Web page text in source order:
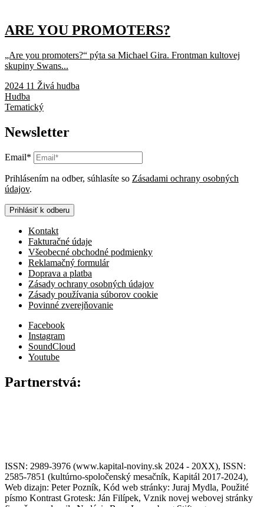
ARE YOU PROMOTERS?
„Are you promoters?“ pýta sa Michael Gira. Frontman kultovej
skupiny Swans...
2024 11 Živá hudba
Hudba
Tematický
Newsletter
Email*
Prihlásením na odber, súhlasíte so Zásadami ochrany osobných
údajov.
Prihlásiť k odberu
Kontakt
Fakturačné údaje
Všeobecné obchodné podmienky
Reklamačný formulár
Doprava a platba
Zásady ochrany osobných údajov
Zásady používania súborov cookie
Povinné zverejňovanie
Facebook
Instagram
SoundCloud
Youtube
Partnerstvá:
ISSN: 2989-3976 (www.kapital-noviny.sk 2024 - 20XX), ISSN:
2585-7851 (kultúrno-spoločenský mesačník, Kapitál 2017-2024),
Web dizajn: Peter Pozník, Kód web stránky: Juraj Mydla, Použité
písmo Kontrast Grotesk: Ján Filípek, Vznik novej webovej stránky